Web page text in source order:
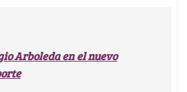
Arboleda en el nuevo